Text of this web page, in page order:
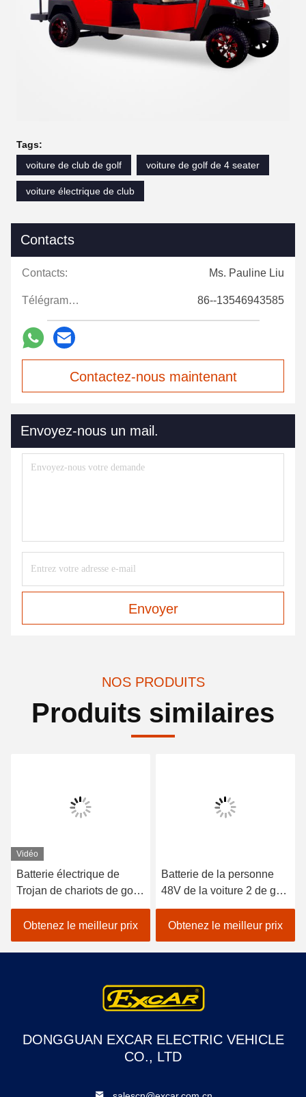
Tags:
voiture de club de golf
voiture de golf de 4 seater
voiture électrique de club
Contacts
Contacts: Ms. Pauline Liu
Télégramme: 86--13546943585
Contactez-nous maintenant
Envoyez-nous un mail.
Envoyer
NOS PRODUITS
Produits similaires
Vidéo
Batterie électrique de
Trojan de chariots de golf
de golf de passager
électrique pourpre de la
voiture 2
Obtenez le meilleur prix
Batterie de la personne
48V de la voiture 2 de golf
d'EXCAR/contrôleur
Trojan électriques de
Curtis
Obtenez le meilleur prix
DONGGUAN EXCAR ELECTRIC VEHICLE
CO., LTD